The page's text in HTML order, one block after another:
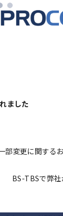
ました
部変更に関する
BS-TBSで弊